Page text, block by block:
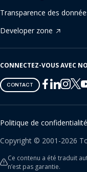
Transparence des
Developer zone
CONNECTEZ-VOUS AVEC
CONTACT
Tobii
on
Facebook
Tobii
on
Linkedin
Tobii
on
Instagram
Tobii
on
Twitter
Tobii
on
Youtube
Politique de confidentialité
Copyright © 2001-2026
Ce contenu a été traduit
n’est pas garantie.